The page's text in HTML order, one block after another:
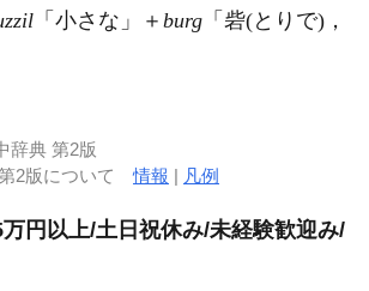
「小さな」＋ burg 「砦(とりで)，
辞典 第2版
第2版について情報 | 凡例
円以上/土日祝休み/未経験歓迎み/